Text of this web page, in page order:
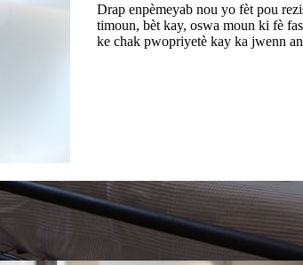
Drap enpèmeyab nou yo fèt pou
timoun, bèt kay, oswa moun ki fè
ke chak pwopriyetè kay ka jwenn